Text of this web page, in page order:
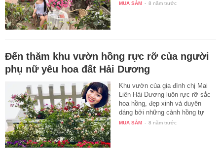
MUA SẮM - 8 năm trước
Đến thăm khu vườn hồng rực rỡ của người
phụ nữ yêu hoa đất Hải Dương
Khu vườn của gia đình chị Mai
Liên Hải Dương luôn rực rỡ sắc
hoa hồng, đẹp xinh và duyên
dáng bởi những cành hồng tự
tay…
MUA SẮM - 8 năm trước